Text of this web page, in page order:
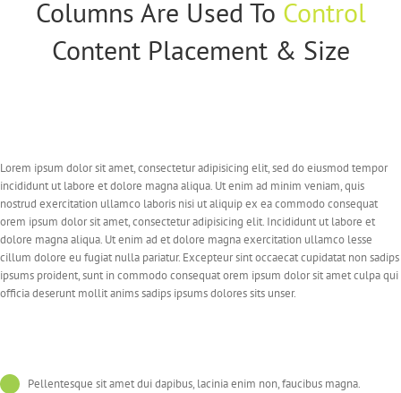
Columns Are Used To Control
Content Placement & Size
Lorem ipsum dolor sit amet, consectetur adipisicing elit, sed do eiusmod tempor
incididunt ut labore et dolore magna aliqua. Ut enim ad minim veniam, quis
nostrud exercitation ullamco laboris nisi ut aliquip ex ea commodo consequat
orem ipsum dolor sit amet, consectetur adipisicing elit. Incididunt ut labore et
dolore magna aliqua. Ut enim ad et dolore magna exercitation ullamco lesse
cillum dolore eu fugiat nulla pariatur. Excepteur sint occaecat cupidatat non sadips
ipsums proident, sunt in commodo consequat orem ipsum dolor sit amet culpa qui
officia deserunt mollit anims sadips ipsums dolores sits unser.
Pellentesque sit amet dui dapibus, lacinia enim non, faucibus magna.